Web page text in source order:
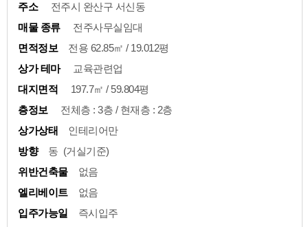
주소
전주시 완산구 서신동
매물 종류
전주사무실임대
면적정보
전용 62.85㎡ / 19.012평
상가 테마
교육관련업
대지면적
197.7㎡ / 59.804평
층정보
전체층 : 3층 / 현재층 : 2층
상가상태
인테리어만
방향
동 (거실기준)
위반건축물
없음
엘리베이트
없음
입주가능일
즉시입주